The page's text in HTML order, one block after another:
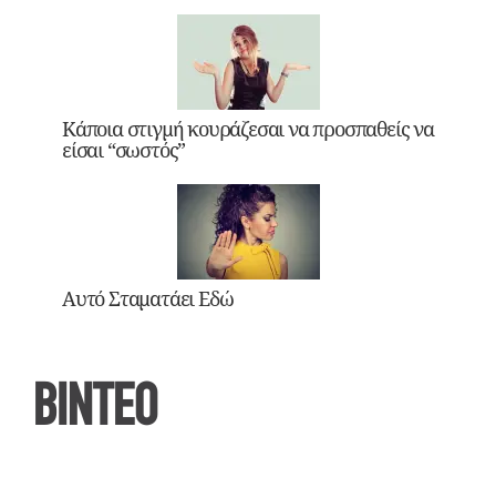
Κάποια στιγμή κουράζεσαι να προσπαθείς να
είσαι “σωστός”
Αυτό Σταματάει Εδώ
ΒΙΝΤΕΟ